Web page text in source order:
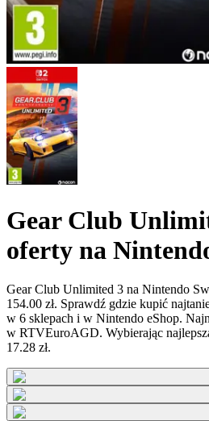
Gear Club
oferty na
Gear Club Unlimited 3 na Nintendo
154.00 zł. Sprawdź gdzie kupić
w 6 sklepach i w Nintendo eShop.
w RTVEuroAGD. Wybierając
17.28 zł.